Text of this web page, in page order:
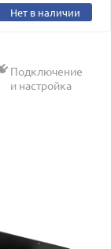
Нет в наличии
Подключение
и настройка